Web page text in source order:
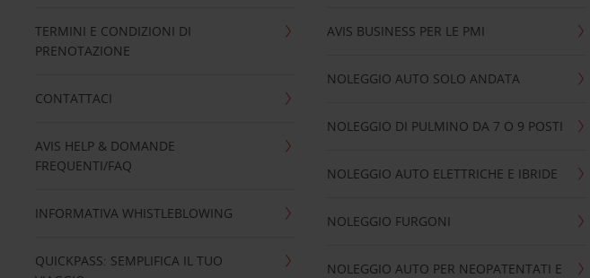
TERMINI E CONDIZIONI DI
PRENOTAZIONE
CONTATTACI
AVIS HELP & DOMANDE
FREQUENTI/FAQ
INFORMATIVA WHISTLEBLOWING
QUICKPASS: SEMPLIFICA IL TUO
AVIS BUSINESS PER LE PMI
NOLEGGIO AUTO SOLO ANDATA
NOLEGGIO DI PULMINO DA 7 O 9 POSTI
NOLEGGIO AUTO ELETTRICHE E IBRIDE
NOLEGGIO FURGONI
NOLEGGIO AUTO PER NEOPATENTATI E